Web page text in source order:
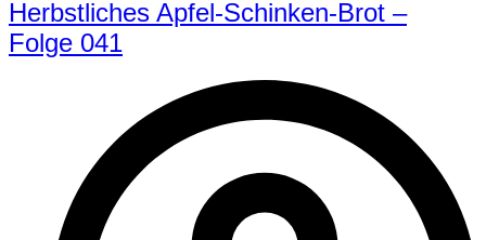
Herbstliches Apfel-Schinken-Brot –
Folge 041